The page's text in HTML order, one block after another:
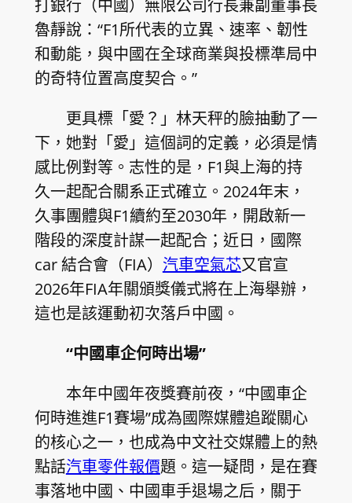
打銀行（中國）無限公司行長兼副董事長
魯靜說：“F1所代表的立異、速率、韌性
和動能，與中國在全球商業與投標準局中
的奇特位置高度契合。”
更具標「愛？」林天秤的臉抽動了一
下，她對「愛」這個詞的定義，必須是情
感比例對等。志性的是，F1與上海的持
久一起配合關系正式確立。2024年末，
久事團體與F1續約至2030年，開啟新一
階段的深度計謀一起配合；近日，國際
car 結合會（FIA） 汽車空氣芯又官宣
2026年FIA年關頒獎儀式將在上海舉辦，
這也是該運動初次落戶中國。
“中國車企何時出場”
本年中國年夜獎賽前夜，“中國車企
何時進進F1賽場”成為國際媒體追蹤關心
的核心之一，也成為中文社交媒體上的熱
點話汽車零件報價題。這一疑問，是在賽
事落地中國、中國車手退場之后，關于